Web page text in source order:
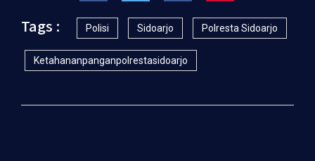
Tags :
Polisi Sidoarjo Polresta Sidoarjo
Ketahananpanganpolrestasidoarjo